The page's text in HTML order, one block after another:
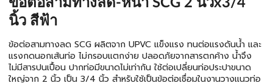
ข้อต่อสามทางลด-หนา SCG 2 นิ้วx3/4
นิ้ว สีฟ้า
ข้อต่อสามทางลด SCG ผลิตจาก UPVC แข็งแรง ทนต่อแรงดันน้ำ และ
แรงกดนอกเส้นท่อ ไม่กรอบแตกง่าย ปลอดภัยจากสารตกค้าง น้ำจึง
ไม่มีสารปนเปื้อน ปากท่อมีขนาดไม่เท่ากัน ใช้ต่อเปลี่ยนท่อประปาขนาด
ใหญ่จาก 2 นิ้ว เป็น 3/4 นิ้ว สำหรับใช้เป็นข้อต่อเชื่อมในงานวางเเนวท่อ